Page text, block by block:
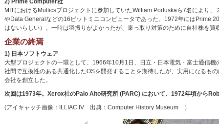
2) Prime Computer社
MITにおけるMulticsプロジェクトに参加していたWilliam Poduskaら7名により
やData Generalなどの16ビットミニコンピュータであった。1972年にはPrime
はないらしい）。一時は羽振りがよかったが、乗っ取り対策のために自社株を
企業の終焉
1) 日本ソフトウェア
大型プロジェクトの一環として、1966年10月1日、日立・日本電気・富士通信
社間で互換性のある共通化したOSを開発することを期待したが、実用になるも
会社を創立した。
次回は1973年。Xerox社のPalo Alto研究所 (PARC) において、1972年頃から
(アイキャッチ画像：ILLIAC IV 出典：Computer History Museum ）